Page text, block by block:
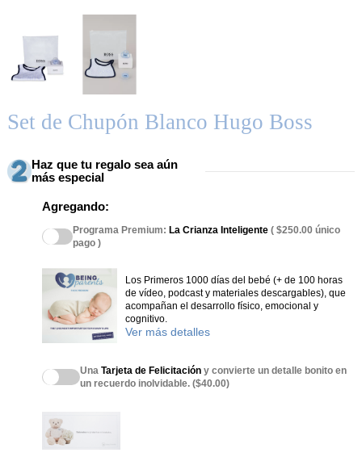
Set de Chupón Blanco Hugo Boss
Haz que tu regalo sea aún
más especial
Agregando:
Programa Premium: La Crianza Inteligente ( $250.00 único
pago )
Los Primeros 1000 días del bebé (+ de 100 horas
de vídeo, podcast y materiales descargables), que
acompañan el desarrollo físico, emocional y
cognitivo.
Ver más detalles
UnaTarjeta de Felicitación y convierte un detalle bonito en
un recuerdo inolvidable. ($40.00)